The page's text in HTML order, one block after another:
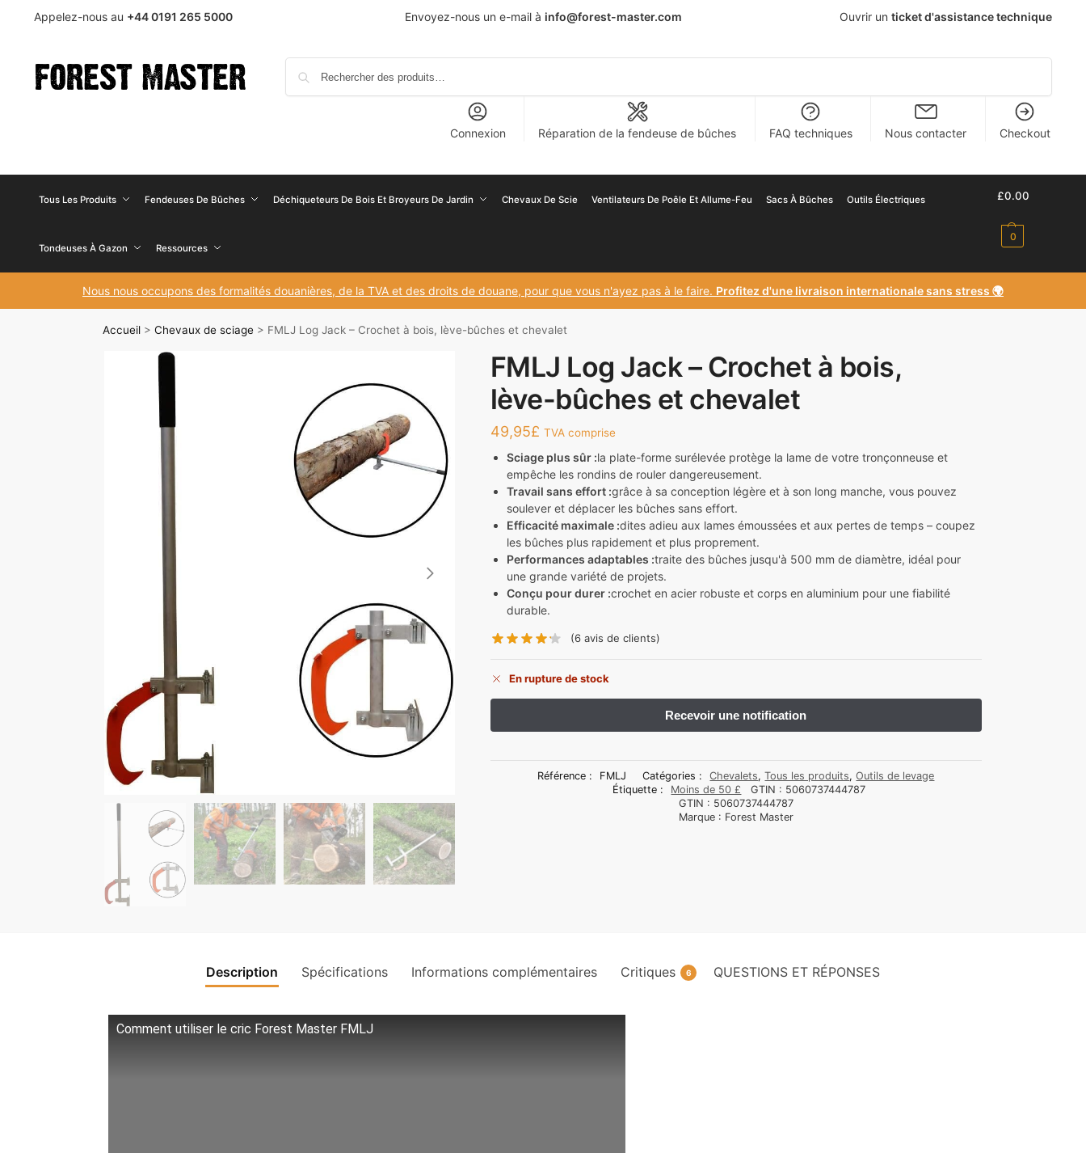
Appelez-nous au +44 0191 265 5000 Envoyez-nous un e-mail à info@forest-master.com Ouvrir unticket d'assistance technique
Connexion Réparation de la fendeuse de bûches FAQ techniques Nous contacter Checkout
Tous Les Produits Fendeuses De Bûches Déchiqueteurs De Bois Et Broyeurs De Jardin Chevaux De Scie Ventilateurs De Poêle Et Allume-Feu Sacs À Bûches Outils Électriques
Tondeuses À Gazon Ressources
£0.00
0
Nous nous occupons des formalités douanières, de la TVA et des droits de douane, pour que vous n'ayez pas à le faire. Profitez d'une livraison internationale sans stress 🌍
Accueil >Chevaux de sciage > FMLJ Log Jack – Crochet à bois, lève-bûches et chevalet
FMLJ Log Jack – Crochet à bois,
lève-bûches et chevalet
49,95£ TVA comprise
Sciage plus sûr :la plate-forme surélevée protège la lame de votre tronçonneuse et
empêche les rondins de rouler dangereusement.
Travail sans effort :grâce à sa conception légère et à son long manche, vous pouvez
soulever et déplacer les bûches sans effort.
Efficacité maximale :dites adieu aux lames émoussées et aux pertes de temps – coupez
les bûches plus rapidement et plus proprement.
Performances adaptables :traite des bûches jusqu'à 500 mm de diamètre, idéal pour
une grande variété de projets.
Conçu pour durer :crochet en acier robuste et corps en aluminium pour une fiabilité
durable.
(6 avis de clients)
En rupture de stock
Référence : FMLJ Catégories : Chevalets,Tous les produits,Outils de levage
Étiquette :
Moins de 50 £ GTIN : 5060737444787
GTIN : 5060737444787
Marque : Forest Master
Description Spécifications Informations complémentaires Critiques 6 QUESTIONS ET RÉPONSES
Comment utiliser le cric Forest Master FMLJ